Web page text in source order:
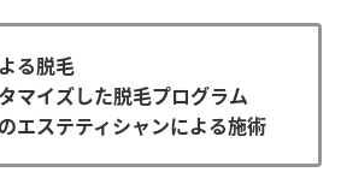
る脱毛
マイズした脱毛プログラム
エステティシャンによる施術